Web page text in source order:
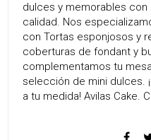
dulces y memorables
calidad. Nos
con Tortas esponjosos y
coberturas de fondant y
complementamos tu
selección de mini dulces.
a tu medida! Avilas Cake.